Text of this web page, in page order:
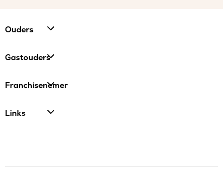
Ouders
Gastouders
Franchisenemer
Links